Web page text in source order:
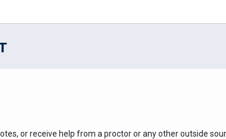
or receive help from a proctor or any other outside